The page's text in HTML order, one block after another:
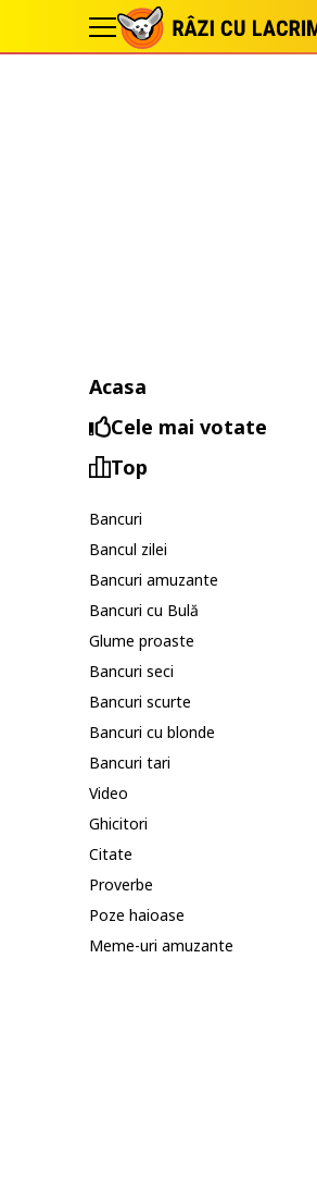
Acasa
Cele mai votate
Top
Bancuri
Bancul zilei
Bancuri amuzante
Bancuri cu Bulă
Glume proaste
Bancuri seci
Bancuri scurte
Bancuri cu blonde
Bancuri tari
Video
Ghicitori
Citate
Proverbe
Poze haioase
Meme-uri amuzante